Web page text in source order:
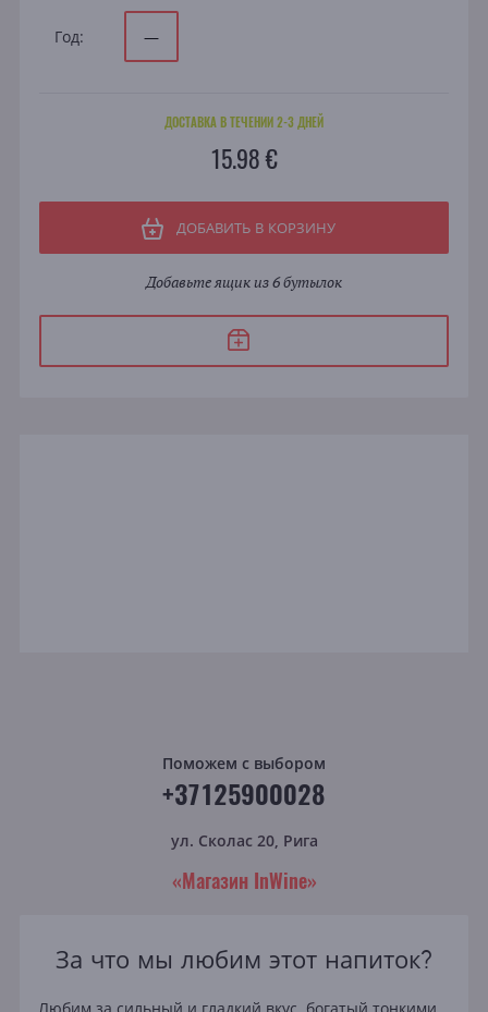
Год: —
ДОСТАВКА В ТЕЧЕНИИ 2-3 ДНЕЙ
15.98 €
ДОБАВИТЬ В КОРЗИНУ
Добавьте ящик из 6 бутылок
Поможем с выбором
+37125900028
ул. Сколас 20, Рига
«Магазин InWine»
За что мы любим этот напиток?